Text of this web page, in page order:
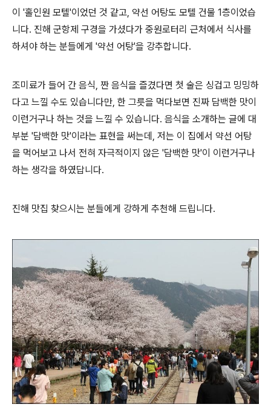
이 '홀인원 모텔'이었던 것 같고, 약선 어탕도 모텔 건물 1층이었습
니다. 진해 군항제 구경을 가셨다가 중원로터리 근처에서 식사를
하셔야 하는 분들에게 '약선 어탕'을 강추합니다.
조미료가 들어 간 음식, 짠 음식을 즐겼다면 첫 술은 싱겁고 밍밍하
다고 느낄 수도 있습니다만, 한 그릇을 먹다보면 진짜 담백한 맛이
이런거구나 하는 것을 느낄 수 있습니다. 음식을 소개하는 글에 대
부분 '담백한 맛'이라는 표현을 써는데, 저는 이 집에서 약선 어탕
을 먹어보고 나서 전혀 자극적이지 않은 '담백한 맛'이 이런거구나
하는 생각을 하였답니다.
진해 맛집 찾으시는 분들에게 강하게 추천해 드립니다.